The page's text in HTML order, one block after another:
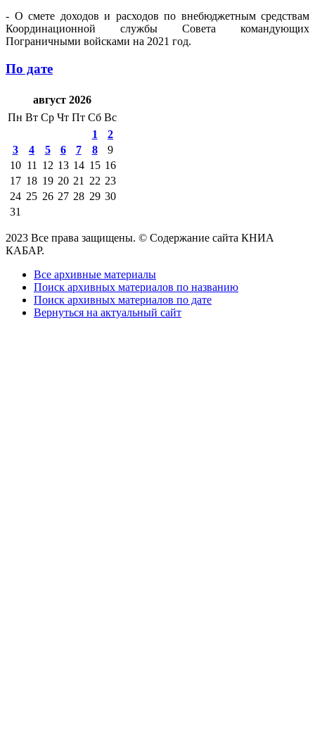
- О смете доходов и расходов по внебюджетным средствам
Координационной службы Совета командующих
Пограничными войсками на 2021 год.
По дате
август 2026
Пн Вт Ср Чт Пт Сб Вс
1
2
3
4 5 6 7 8
9
10 11 12 13 14 15 16
17 18 19 20 21 22 23
24 25 26 27 28 29 30
31
2023 Все права защищены. © Содержание сайта КНИА
КАБАР.
Все архивные материалы
Поиск архивных материалов по названию
Поиск архивных материалов по дате
Вернуться на актуальный сайт